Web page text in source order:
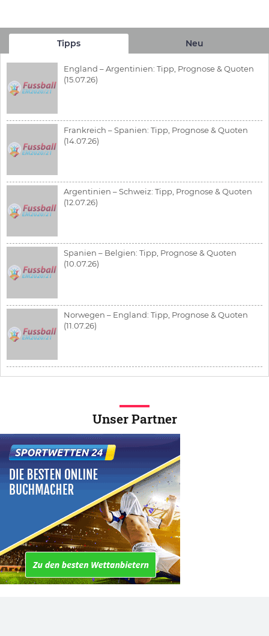
Tipps Neu
England – Argentinien: Tipp, Prognose & Quoten
(15.07.26)
Frankreich – Spanien: Tipp, Prognose & Quoten
(14.07.26)
Argentinien – Schweiz: Tipp, Prognose & Quoten
(12.07.26)
Spanien – Belgien: Tipp, Prognose & Quoten
(10.07.26)
Norwegen – England: Tipp, Prognose & Quoten
(11.07.26)
Unser Partner